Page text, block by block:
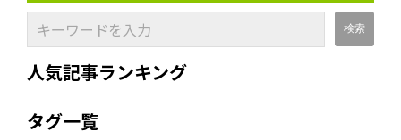
人気記事ランキング
タグ一覧